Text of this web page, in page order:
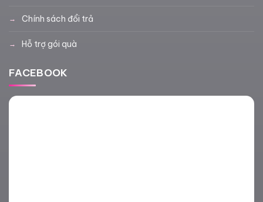
Chính sách đổi trả
Hỗ trợ gói quà
FACEBOOK